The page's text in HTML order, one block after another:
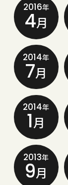
2016年
4月
2014年
7月
2014年
1月
2013年
9月